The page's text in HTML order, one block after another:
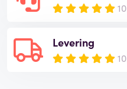
10
Levering
10